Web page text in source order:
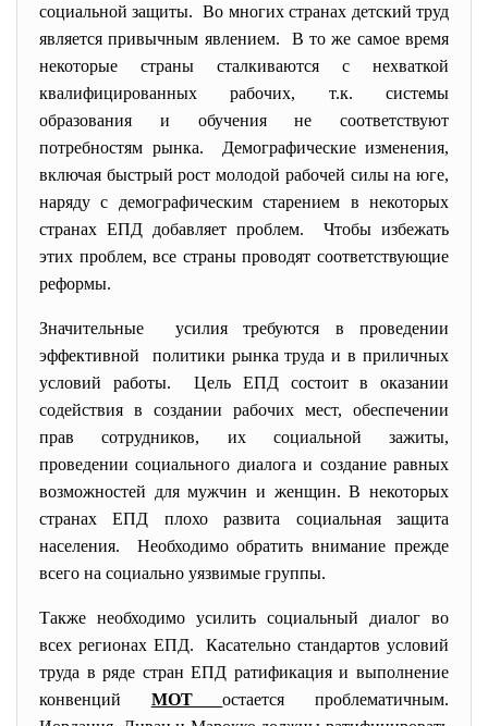
социальной защиты. Во многих странах детский труд
является привычным явлением. В то же самое время
некоторые страны сталкиваются с нехваткой
квалифицированных рабочих, т.к. системы
образования и обучения не соответствуют
потребностям рынка. Демографические изменения,
включая быстрый рост молодой рабочей силы на юге,
наряду с демографическим старением в некоторых
странах ЕПД добавляет проблем. Чтобы избежать
этих проблем, все страны проводят соответствующие
реформы.
Значительные усилия требуются в проведении
эффективной политики рынка труда и в приличных
условий работы. Цель ЕПД состоит в оказании
содействия в создании рабочих мест, обеспечении
прав сотрудников, их социальной зажиты,
проведении социального диалога и создание равных
возможностей для мужчин и женщин. В некоторых
странах ЕПД плохо развита социальная защита
населения. Необходимо обратить внимание прежде
всего на социально уязвимые группы.
Также необходимо усилить социальный диалог во
всех регионах ЕПД. Касательно стандартов условий
труда в ряде стран ЕПД ратификация и выполнение
конвенций МОТостается проблематичным.